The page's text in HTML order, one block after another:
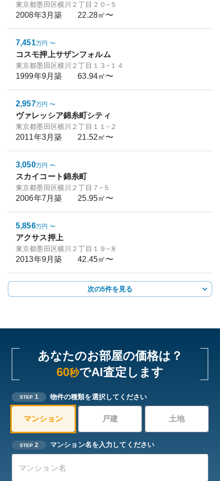
東京都墨田区横川２丁目２０−５
2008年3月築 22.28㎡〜
7,451万円 〜
コスモ押上サザンフォルム
東京都墨田区横川２丁目１３−１４
1999年9月築 63.94㎡〜
2,957万円 〜
ヴァレッシア錦糸町シティ
東京都墨田区横川２丁目１１−２
2011年3月築 21.52㎡〜
3,050万円 〜
スカイコート錦糸町
東京都墨田区横川２丁目７−５
2006年7月築 25.95㎡〜
5,856万円 〜
アクサス押上
東京都墨田区横川２丁目１９−８
2013年9月築 42.45㎡〜
次の5件を見る
あなたのお部屋の価格は？
60秒でAI査定します
STEP 1 物件の種類を選択してください
マンション 戸建 土地
STEP 2 マンション名を入力してください